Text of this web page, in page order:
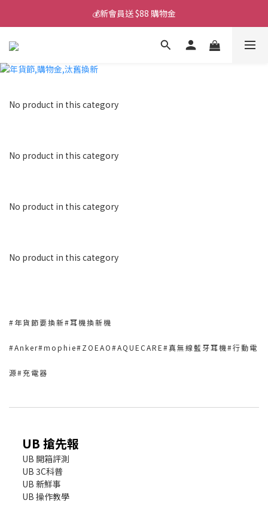
💰新會員送 $88 購物金
💰新會員送 $88 購物金
📱iPhone 17 充電挑選懶人包
💰新會員送 $88 購物金
No product in this category
No product in this category
No product in this category
No product in this category
#年貨節要換新#耳機換新機
#Anker#mophie#ZOEAO#AQUECARE#真無線藍牙耳機#行動電
源#充電器
UB 搶先報
UB 開箱評測
UB 3C科普
UB 新鮮事
UB 操作教學